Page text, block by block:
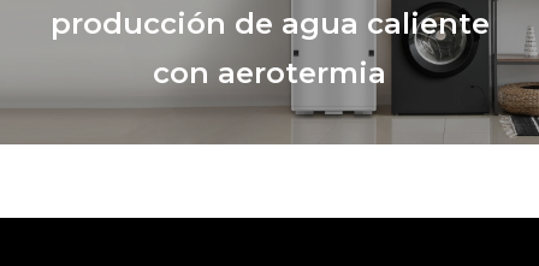
producción de agua caliente
con aerotermia